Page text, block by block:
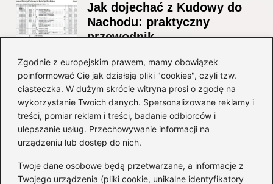
Zgodnie z europejskim prawem, mamy obowiązek
poinformować Cię jak działają pliki "cookies", czyli tzw.
ciasteczka. W dużym skrócie witryna prosi o zgodę na
wykorzystanie Twoich danych. Spersonalizowane reklamy i
treści, pomiar reklam i treści, badanie odbiorców i
ulepszanie usług. Przechowywanie informacji na
urządzeniu lub dostęp do nich.
Twoje dane osobowe będą przetwarzane, a informacje z
Twojego urządzenia (pliki cookie, unikalne identyfikatory
Jak dojechać z Kudowy do
Nachodu: praktyczny
przewodnik
Ile alkoholu można
przewieźć z Albanii?
Przewodnik po przepisach i
ograniczeniach
Kategorie
Ciekawostki(8)